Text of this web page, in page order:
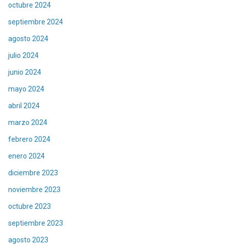
octubre 2024
septiembre 2024
agosto 2024
julio 2024
junio 2024
mayo 2024
abril 2024
marzo 2024
febrero 2024
enero 2024
diciembre 2023
noviembre 2023
octubre 2023
septiembre 2023
agosto 2023